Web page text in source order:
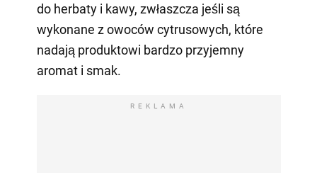
do herbaty i kawy, zwłaszcza jeśli są
wykonane z owoców cytrusowych, które
nadają produktowi bardzo przyjemny
aromat i smak.
REKLAMA